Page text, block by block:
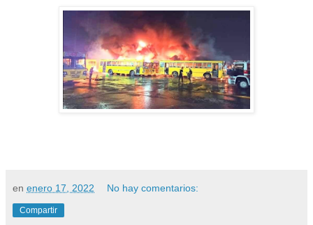
en enero 17, 2022 No hay comentarios:
Compartir